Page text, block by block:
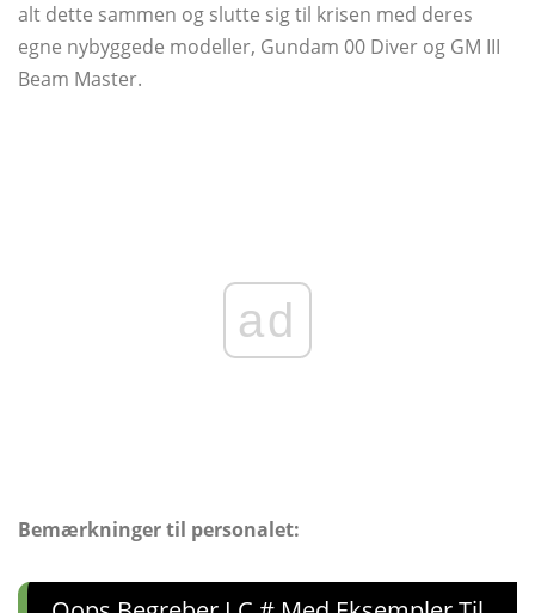
alt dette sammen og slutte sig til krisen med deres
egne nybyggede modeller, Gundam 00 Diver og GM III
Beam Master.
ad
Bemærkninger til personalet: